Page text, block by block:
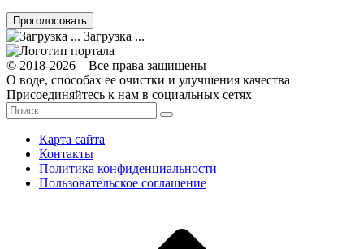
Загрузка ...
© 2018-2026 – Все права защищены
О воде, способах ее очистки и улучшения качества
Присоединяйтесь к нам в социальных сетях
Карта сайта
Контакты
Политика конфиденциальности
Пользовательское соглашение